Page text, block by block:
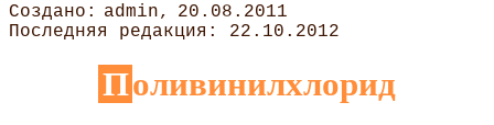
admin
20.08.2011
22.10.2012
Поливинилхлорид